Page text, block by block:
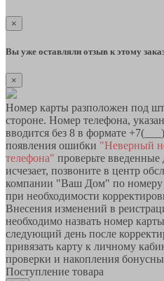
×
Вы уже оставляли отзыв к этому
×
Номер карты разположен под
стороне. Номер телефона,
вводится без 8 в формате
появления ошибки "Неверный
телефона" проверьте
исчезает, позвоните в центр
компании "Ваш Дом" по номеру
при необходимости
Внесения изменений в
необходимо назвать номер
следующий день после
привязать карту к личному
проверки и накопления
Поступление товара